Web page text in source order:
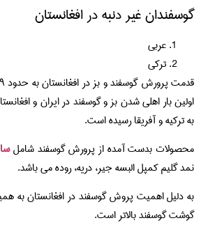
گوسفندان غیر دنبه در افغانستان
عربی
ترکی
اولین بار اهلی شدن بز و گوسفند در ایران و
به ترکیه و آفریقا رسیده است.
محصولات بدست آمده از پرورش گوسفند شامل
نمد گلیم کمپل البسه جیر، دریه، روده می باشد.
به دلیل اهمیت پروش گوسفند در افغانستان به
گوشت گوسفند بالاتر است.